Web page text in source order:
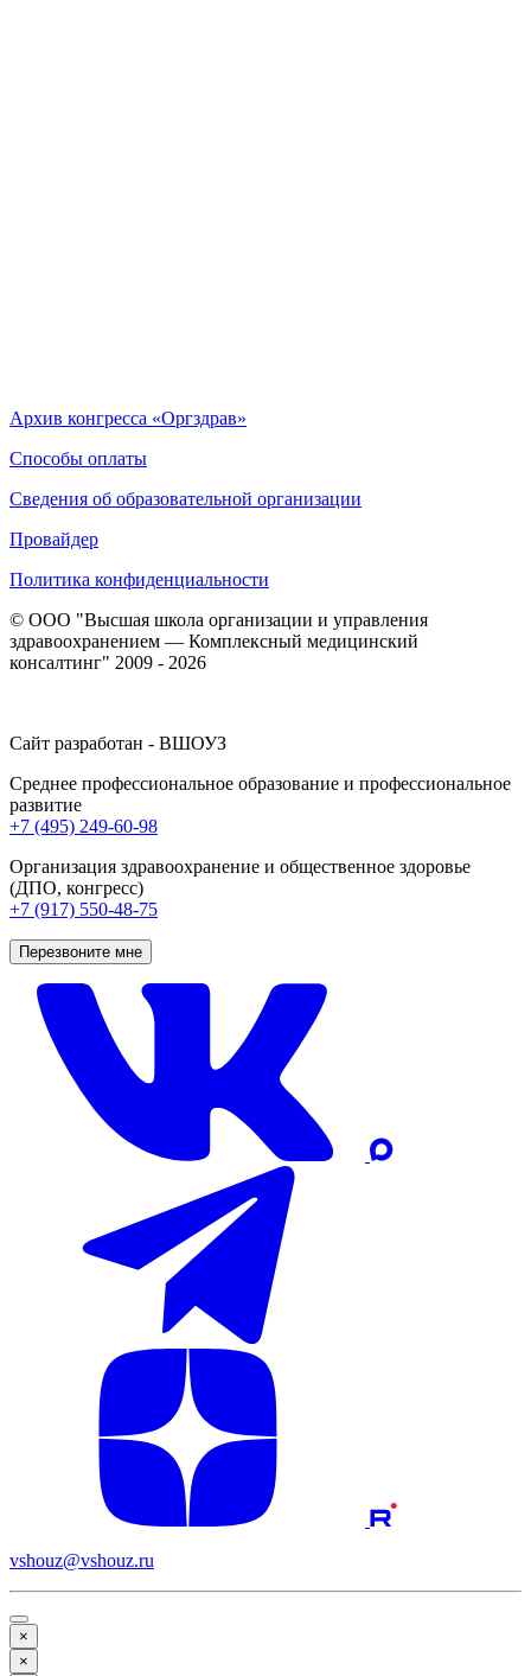
Архив конгресса «Оргздрав»
Способы оплаты
Сведения об образовательной организации
Провайдер
Политика конфиденциальности
© ООО "Высшая школа организации и управления
здравоохранением — Комплексный медицинский
консалтинг" 2009 - 2026
Сайт разработан - ВШОУЗ
Среднее профессиональное образование и профессиональное
развитие
+7 (495) 249-60-98
Организация здравоохранение и общественное здоровье
(ДПО, конгресс)
+7 (917) 550-48-75
Перезвоните мне
vshouz@vshouz.ru
×
×